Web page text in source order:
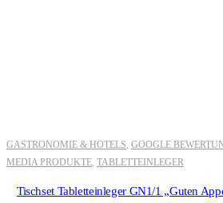
GASTRONOMIE & HOTELS GOOGLE
MEDIA PRODUKTE TABLETTEINLEGER
Tischset Tabletteinleger GN1/1 „Guten